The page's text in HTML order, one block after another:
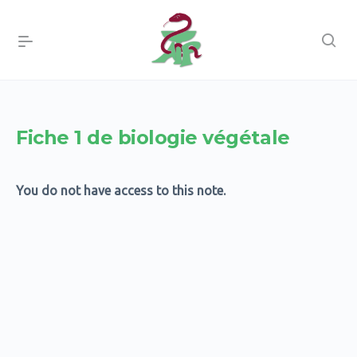
Fiche 1 de biologie végétale
You do not have access to this note.